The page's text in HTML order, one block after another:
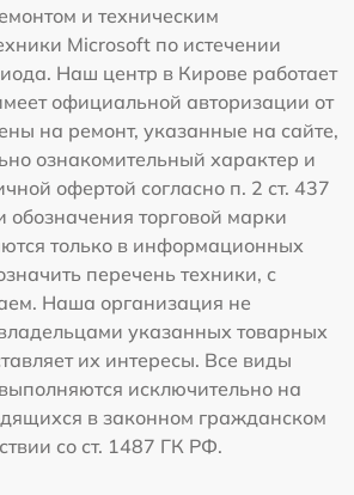
и техническим
Microsoft по истечении
Наш центр в Кирове работает
официальной авторизации от
на ремонт, указанные на сайте,
ознакомительный характер и
офертой согласно п. 2 ст. 437
торговой марки
только в информационных
перечень техники, с
Наша организация не
указанных товарных
их интересы. Все виды
исключительно на
в законном гражданском
со ст. 1487 ГК РФ.